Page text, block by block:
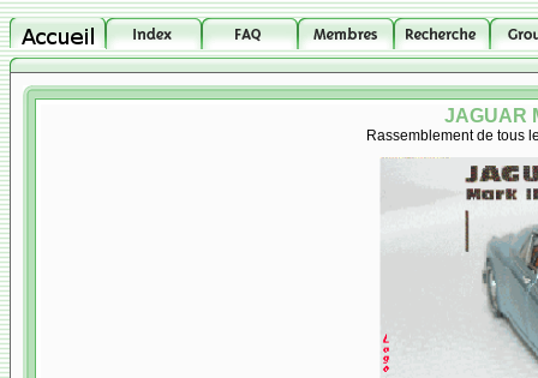
JAGUAR
Rassemblement de tous